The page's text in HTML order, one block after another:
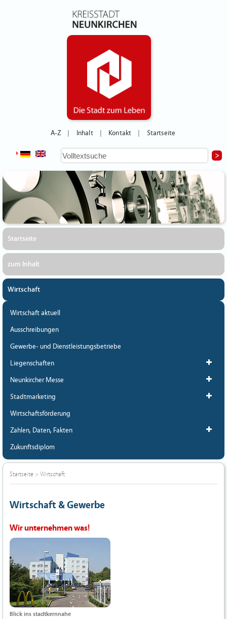
A-Z Inhalt Kontakt Startseite
Startseite
zum Inhalt
Wirtschaft
Wirtschaft aktuell
Ausschreibungen
Gewerbe- und Dienstleistungsbetriebe
Liegenschaften
Neunkircher Messe
Stadtmarketing
Wirtschaftsförderung
Zahlen, Daten, Fakten
Zukunftsdiplom
Startseite > Wirtschaft
Wirtschaft & Gewerbe
Wir unternehmen was!
Blick ins stadtkernnahe